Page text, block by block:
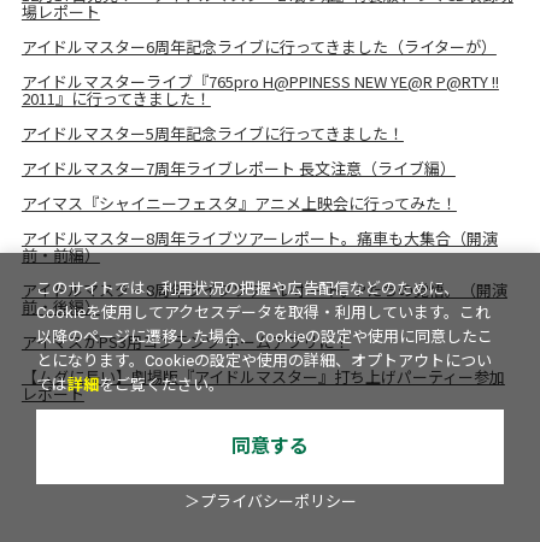
場レポート
アイドルマスター6周年記念ライブに行ってきました（ライターが）
アイドルマスターライブ『765pro H@PPINESS NEW YE@R P@RTY !!
2011』に行ってきました！
アイドルマスター5周年記念ライブに行ってきました！
アイドルマスター7周年ライブレポート 長文注意（ライブ編）
アイマス『シャイニーフェスタ』アニメ上映会に行ってみた！
アイドルマスター8周年ライブツアーレポート。痛車も大集合（開演
前・前編）
アイドルマスター8周年ライブツアーレポート。Pたちの覚悟。（開演
前・後編）
アイマスがPS3用コンテンツ ホームアプリに！
【ムダに長い】劇場版『アイドルマスター』打ち上げパーティー参加
レポート
このサイトでは、利用状況の把握や広告配信などのために、
Cookieを使用してアクセスデータを取得・利用しています。これ
以降のページに遷移した場合、Cookieの設定や使用に同意したこ
とになります。Cookieの設定や使用の詳細、オプトアウトについ
ては詳細をご覧ください。
同意する
＞プライバシーポリシー